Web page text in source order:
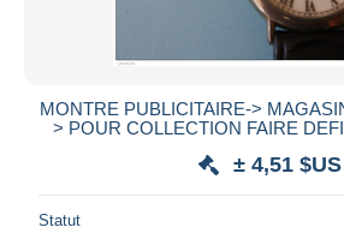
MONTRE PUBLICITAIRE->
> POUR COLLECTION FAIRE
± 4,51 $US
Statut